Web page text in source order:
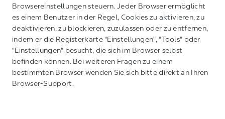
Browsereinstellungen steuern. Jeder Browser ermöglicht
es einem Benutzer in der Regel, Cookies zu aktivieren, zu
deaktivieren, zu blockieren, zuzulassen oder zu entfernen,
indem er die Registerkarte "Einstellungen", "Tools" oder
"Einstellungen" besucht, die sich im Browser selbst
befinden können. Bei weiteren Fragen zu einem
bestimmten Browser wenden Sie sich bitte direkt an Ihren
Browser-Support.